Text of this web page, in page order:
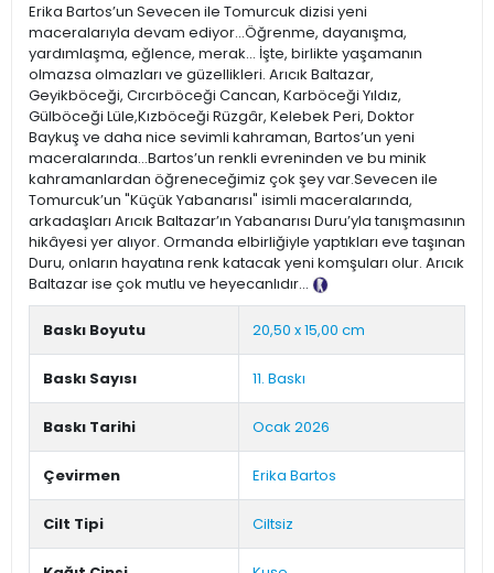
Erika Bartos’un Sevecen ile Tomurcuk dizisi yeni
maceralarıyla devam ediyor…Öğrenme, dayanışma,
yardımlaşma, eğlence, merak… İşte, birlikte yaşamanın
olmazsa olmazları ve güzellikleri. Arıcık Baltazar,
Geyikböceği, Cırcırböceği Cancan, Karböceği Yıldız,
Gülböceği Lüle,Kızböceği Rüzgâr, Kelebek Peri, Doktor
Baykuş ve daha nice sevimli kahraman, Bartos’un yeni
maceralarında…Bartos’un renkli evreninden ve bu minik
kahramanlardan öğreneceğimiz çok şey var.Sevecen ile
Tomurcuk’un "Küçük Yabanarısı" isimli maceralarında,
arkadaşları Arıcık Baltazar’ın Yabanarısı Duru’yla tanışmasının
hikâyesi yer alıyor. Ormanda elbirliğiyle yaptıkları eve taşınan
Duru, onların hayatına renk katacak yeni komşuları olur. Arıcık
Baltazar ise çok mutlu ve heyecanlıdır...
Baskı Boyutu 20,50 x 15,00 cm
Baskı Sayısı 11. Baskı
Baskı Tarihi Ocak 2026
Çevirmen Erika Bartos
Cilt Tipi Ciltsiz